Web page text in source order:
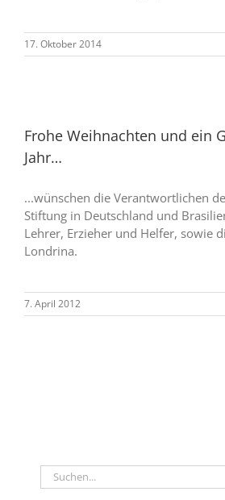
17. Oktober 2014
Frohe Weihnachten und ein
Jahr…
...wünschen die Verantwortlichen
Stiftung in Deutschland und
Lehrer, Erzieher und Helfer, sowie
Londrina.
7. April 2012
Suche
nach: